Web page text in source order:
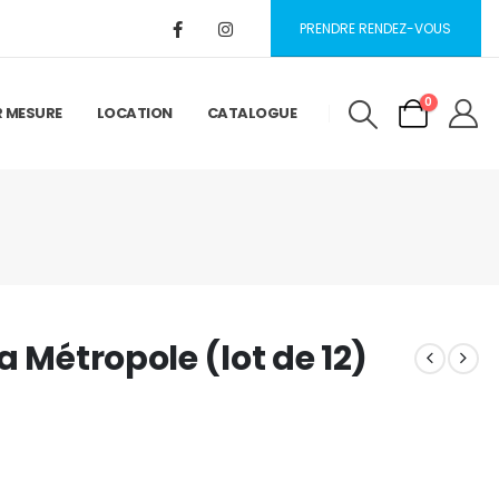
PRENDRE RENDEZ-VOUS
LOCATION CATALOGUE
0
Métropole (lot de 12)